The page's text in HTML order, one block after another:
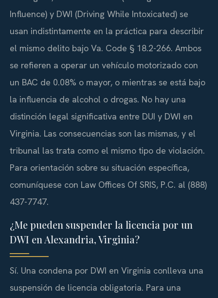
Influence) y DWI (Driving While Intoxicated) se
usan indistintamente en la práctica para describir
el mismo delito bajo Va. Code § 18.2-266. Ambos
se refieren a operar un vehículo motorizado con
un BAC de 0.08% o mayor, o mientras se está bajo
la influencia de alcohol o drogas. No hay una
distinción legal significativa entre DUI y DWI en
Virginia. Las consecuencias son las mismas, y el
tribunal las trata como el mismo tipo de violación.
Para orientación sobre su situación específica,
comuníquese con Law Offices Of SRIS, P.C. al (888)
437-7747.
¿Me pueden suspender la licencia por un
DWI en Alexandria, Virginia?
Sí. Una condena por DWI en Virginia conlleva una
suspensión de licencia obligatoria. Para una